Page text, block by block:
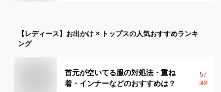
【レディース】 お出かけ × トップスの人気おすすめランキ
ング
首元が空いてる服の対処法・重ね
着・インナーなどのおすすめは？
57
回答